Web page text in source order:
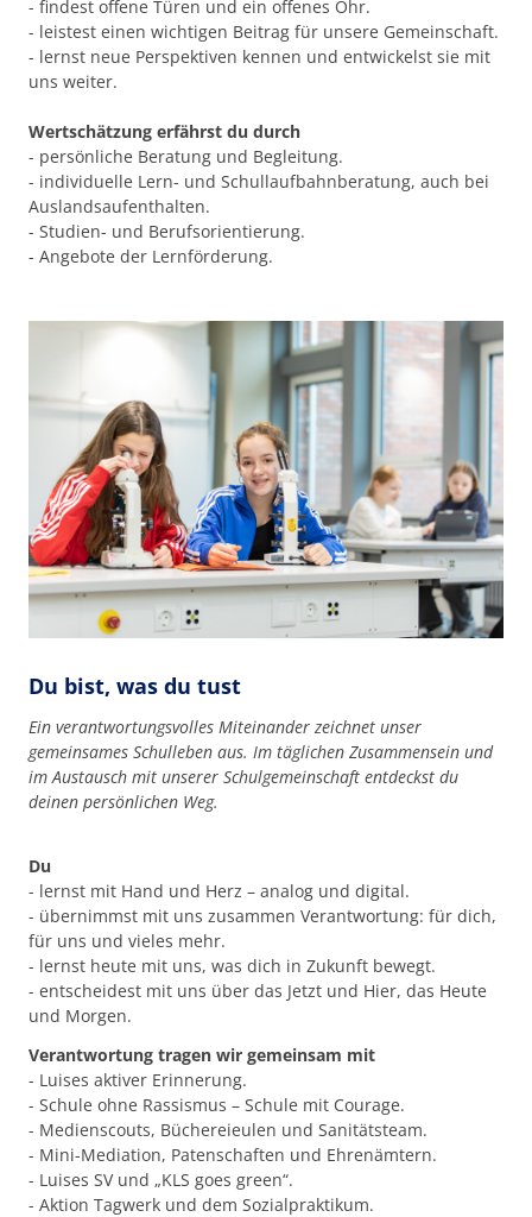
- findest offene Türen und ein offenes Ohr.
- leistest einen wichtigen Beitrag für unsere Gemeinschaft.
- lernst neue Perspektiven kennen und entwickelst sie mit
uns weiter.
Wertschätzung erfährst du durch
- persönliche Beratung und Begleitung.
- individuelle Lern- und Schullaufbahnberatung, auch bei
Auslandsaufenthalten.
- Studien- und Berufsorientierung.
- Angebote der Lernförderung.
Du bist, was du tust
Ein verantwortungsvolles Miteinander zeichnet unser
gemeinsames Schulleben aus. Im täglichen Zusammensein und
im Austausch mit unserer Schulgemeinschaft entdeckst du
deinen persönlichen Weg.
Du
- lernst mit Hand und Herz – analog und digital.
- übernimmst mit uns zusammen Verantwortung: für dich,
für uns und vieles mehr.
- lernst heute mit uns, was dich in Zukunft bewegt.
- entscheidest mit uns über das Jetzt und Hier, das Heute
und Morgen.
Verantwortung tragen wir gemeinsam mit
- Luises aktiver Erinnerung.
- Schule ohne Rassismus – Schule mit Courage.
- Medienscouts, Büchereieulen und Sanitätsteam.
- Mini-Mediation, Patenschaften und Ehrenämtern.
- Luises SV und „KLS goes green“.
- Aktion Tagwerk und dem Sozialpraktikum.